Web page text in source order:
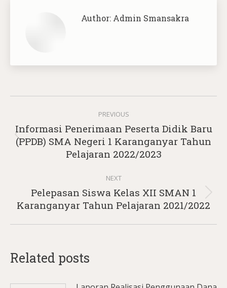
Author: Admin Smansakra
navigation
PREVIOUS
Previous
post:
Informasi Penerimaan Peserta Didik Baru
(PPDB) SMA Negeri 1 Karanganyar Tahun
Pelajaran 2022/2023
NEXT
Next
post:
Pelepasan Siswa Kelas XII SMAN 1
Karanganyar Tahun Pelajaran 2021/2022
Related posts